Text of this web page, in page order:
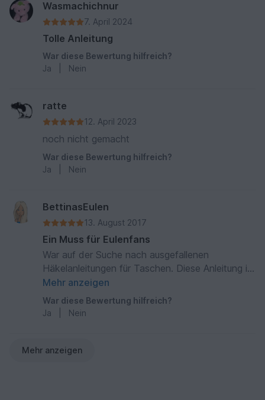
Wasmachichnur
7. April 2024
Tolle Anleitung
War diese Bewertung hilfreich?
Ja
Nein
ratte
12. April 2023
noch nicht gemacht
War diese Bewertung hilfreich?
Ja
Nein
BettinasEulen
13. August 2017
Ein Muss für Eulenfans
War auf der Suche nach ausgefallenen
Häkelanleitungen für Taschen. Diese Anleitung ist
sehr verständlich. Leider habe ich noch kein
Exemplar gefertigt, werde dies aber in den
nächsten Tagen nachholen.
Mehr anzeigen
War diese Bewertung hilfreich?
Ja
Nein
Mehr anzeigen